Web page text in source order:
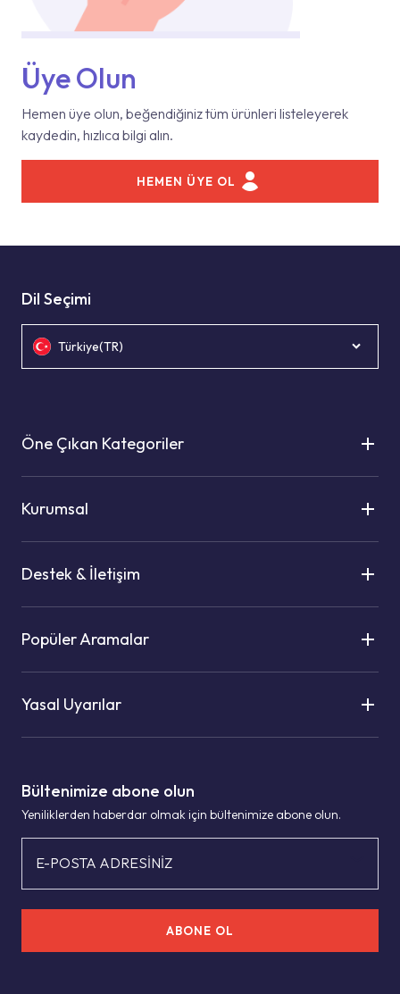
Üye Olun
Hemen üye olun, beğendiğiniz tüm ürünleri listeleyerek
kaydedin, hızlıca bilgi alın.
HEMEN ÜYE OL
Bültenimize abone olun
Yeniliklerden haberdar olmak için bültenimize abone olun.
E-POSTA ADRESİNİZ
ABONE OL
Dil Seçimi
Türkiye(TR)
Öne Çıkan Kategoriler
Kurumsal
Destek & İletişim
Popüler Aramalar
Yasal Uyarılar